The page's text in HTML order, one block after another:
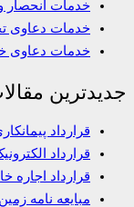
خدمات انحصار
خدمات دعاوی
خدمات دعاوی
جدیدترین
قرارداد
قرارداد
قرارداد اجاره
مبایعه نامه زمین